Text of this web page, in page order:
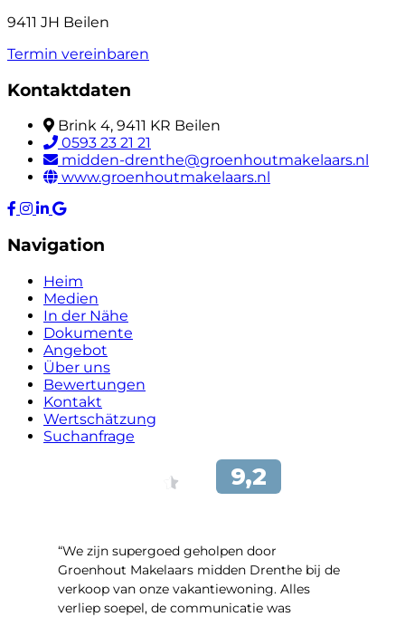
9411 JH Beilen
Termin vereinbaren
Kontaktdaten
Brink 4, 9411 KR Beilen
0593 23 21 21
midden-drenthe@groenhoutmakelaars.nl
www.groenhoutmakelaars.nl
Navigation
Heim
Medien
In der Nähe
Dokumente
Angebot
Über uns
Bewertungen
Kontakt
Wertschätzung
Suchanfrage
“We zijn supergoed geholpen door
Groenhout Makelaars midden Drenthe bij de
verkoop van onze vakantiewoning. Alles
verliep soepel, de communicatie was